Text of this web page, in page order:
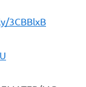
do
3CBBlxB